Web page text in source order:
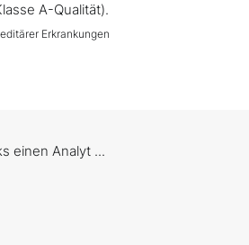
A-Qualität).
Erkrankungen
einen Analyt ...